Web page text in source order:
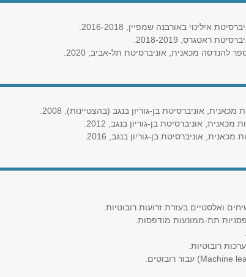
אילינוי באורבנה שמפיין, 2016-2018.
ראטגרס, 2018-2019.
להנדסה מכאנית, אוניברסיטת תל-אביב, 2020.
ואלסטיים בעזרת זרועות רובוטיות.
תת-ממונעות מודפסות.
רובוטיות.